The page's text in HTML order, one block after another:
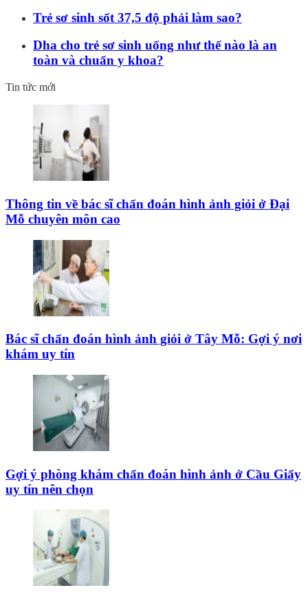
Trẻ sơ sinh sốt 37,5 độ phải làm sao?
Dha cho trẻ sơ sinh uống như thế nào là an
toàn và chuẩn y khoa?
Tin tức mới
Thông tin về bác sĩ chẩn đoán hình ảnh giỏi ở Đại
Mỗ chuyên môn cao
Bác sĩ chẩn đoán hình ảnh giỏi ở Tây Mỗ: Gợi ý nơi
khám uy tín
Gợi ý phòng khám chẩn đoán hình ảnh ở Cầu Giấy
uy tín nên chọn